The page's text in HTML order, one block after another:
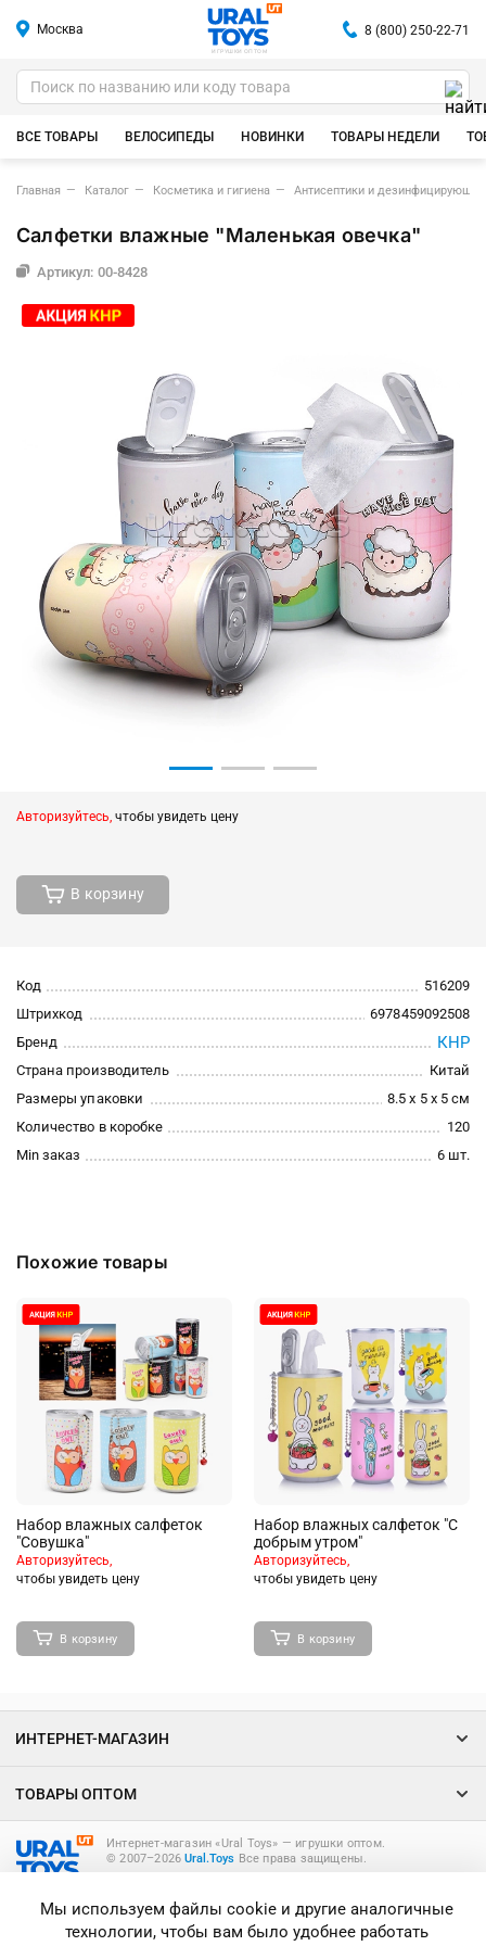
Москва
ИГРУШКИ ОПТОМ
8 (800) 250-22-71
ВСЕ ТОВАРЫ ВЕЛОСИПЕДЫ НОВИНКИ ТОВАРЫ НЕДЕЛИ
Главная Каталог Косметика и гигиена Антисептики и
Салфетки влажные "Маленькая овечка"
Артикул: 00-8428
Авторизуйтесь, чтобы увидеть цену
В корзину
Код
516209
Штрихкод
6978459092508
Бренд
КНР
Страна производитель
Китай
Размеры упаковки
8.5 x 5 x 5 см
Количество в коробке
120
Min заказ
6 шт.
Похожие товары
Набор влажных салфеток
"Совушка"
Авторизуйтесь,
чтобы увидеть цену
В корзину
Набор влажных салфеток "С
добрым утром"
Авторизуйтесь,
чтобы увидеть цену
В корзину
Интернет-магазин «Ural Toys» ― игрушки оптом.
© 2007–2026Ural.Toys Все права защищены.
ИНТЕРНЕТ-МАГАЗИН
ТОВАРЫ ОПТОМ
Мы используем файлы cookie и другие аналогичные
технологии, чтобы вам было удобнее работать